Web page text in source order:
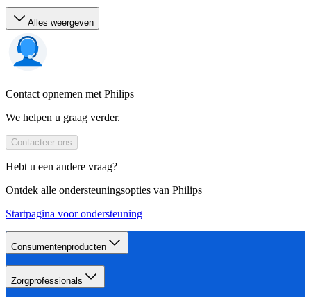
Alles weergeven
Contact opnemen met Philips
We helpen u graag verder.
Contacteer ons
Hebt u een andere vraag?
Ontdek alle ondersteuningsopties van Philips
Startpagina voor ondersteuning
Consumentenproducten
Zorgprofessionals